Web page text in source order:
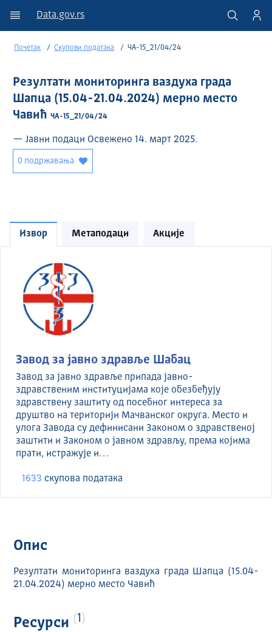
Data.gov.rs
Почетак Скупови података ЧА-15_21/04/24
Резултати мониторинга ваздуха града
Шапца (15.04-21.04.2024) мерно место
ЧавићЧА-15_21/04/24
— Јавни подаци Освежено 14. март 2025.
0 подржавања
Извор Метаподаци Акције
Завод за јавно здравље Шабац
Завод за јавно здравље припада јавно-
здравственим институцијама које обезбеђују
здравствену заштиту од посебног интереса за
друштво на територији Мачванског округа. Место и
улога Завода су дефинисани Законом о здравственој
заштити и Законом о јавном здрављу, према којима
прати, истражује и…
1633 скуповa података
Опис
Резултати мониторинга ваздуха града Шапца (15.04-
21.04.2024) мерно место Чавић
Ресурси 1